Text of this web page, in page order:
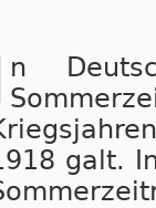
n
galt.